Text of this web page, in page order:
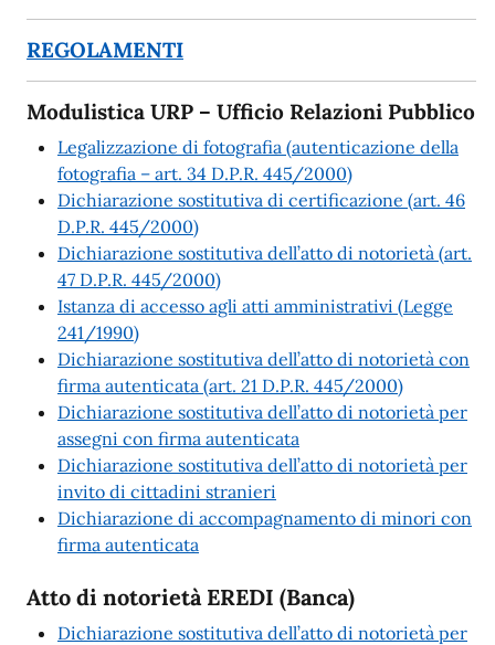
REGOLAMENTI
Modulistica URP – Ufficio Relazioni Pubblico
Legalizzazione di fotografia (autenticazione della
fotografia – art. 34 D.P.R. 445/2000)
Dichiarazione sostitutiva di certificazione (art. 46
D.P.R. 445/2000)
Dichiarazione sostitutiva dell’atto di notorietà (art.
47 D.P.R. 445/2000)
Istanza di accesso agli atti amministrativi (Legge
241/1990)
Dichiarazione sostitutiva dell’atto di notorietà con
firma autenticata (art. 21 D.P.R. 445/2000)
Dichiarazione sostitutiva dell’atto di notorietà per
assegni con firma autenticata
Dichiarazione sostitutiva dell’atto di notorietà per
invito di cittadini stranieri
Dichiarazione di accompagnamento di minori con
firma autenticata
Atto di notorietà EREDI (Banca)
Dichiarazione sostitutiva dell’atto di notorietà per